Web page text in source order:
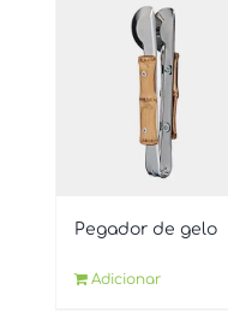
Pegador de gelo
Adicionar